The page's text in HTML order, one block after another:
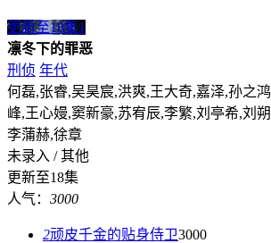
更新至18集1
凛冬下的罪恶
刑侦 年代
何磊,张睿,吴昊宸,洪爽,王大奇,嘉泽,孙之
峰,王心嫚,窦新豪,苏宥辰,李繁,刘亭希,刘
李蒲赫,徐章
未录入 / 其他
更新至18集
人气： 3000
2顽皮千金的贴身侍卫3000